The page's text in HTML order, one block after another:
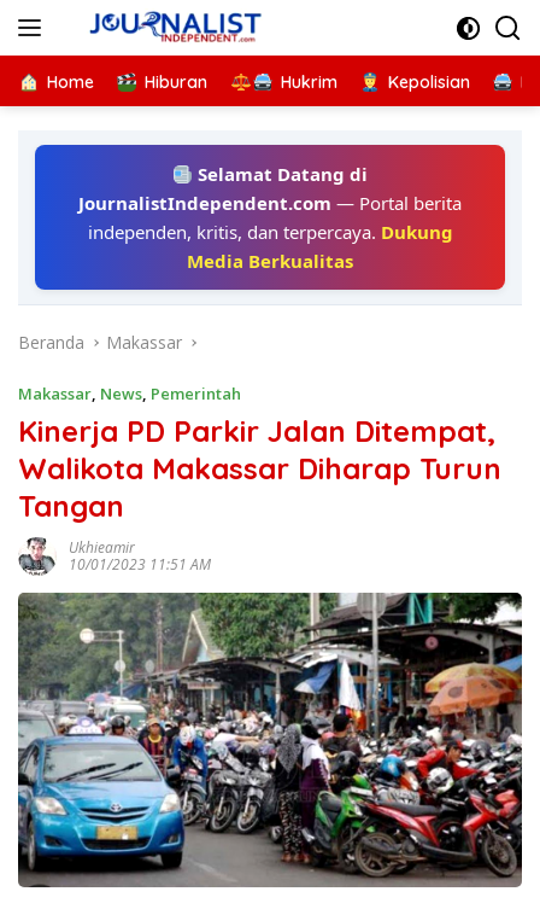
Home Hiburan Hukrim Kepolisian
Selamat Datang di
JournalistIndependent.com — Portal berita
independen, kritis, dan terpercaya. Dukung
Media Berkualitas
Beranda Makassar
Makassar, News, Pemerintah
Kinerja PD Parkir Jalan Ditempat,
Walikota Makassar Diharap Turun
Tangan
Ukhieamir
10/01/2023 11:51 AM